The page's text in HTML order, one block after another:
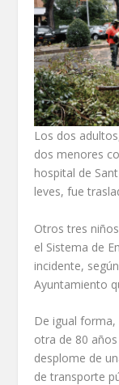
Los dos
dos menores
hospital de
leves, fue
Otros tres
el Sistema de
incidente,
Ayuntamiento
De igual
otra de 80
desplome de
de transporte